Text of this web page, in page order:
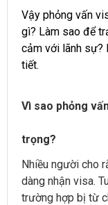
Vậy phỏng vấn
gì? Làm sao để
cảm với lãnh sự?
tiết.
Vì sao phỏng
trọng?
Nhiều người cho
dàng nhận visa.
trường hợp bị từ